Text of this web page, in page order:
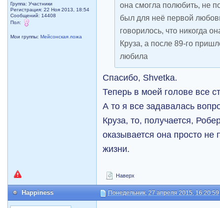
Группа: Участники
Регистрация: 22 Ноя 2013, 18:54
Сообщений: 14408
Пол:
Мои группы: Мейсонская ложа
она смогла полюбить, не
был для неё первой
говорилось, что никогда
Круза, а после 89-го
любила
Спасибо, Shvetka.
Теперь в моей голове все
А то я все задавалась
Круза, то, получается,
оказывается она просто не
жизни.
Наверх
Happiness Понедельник, 27 апреля 2015, 16:20:59